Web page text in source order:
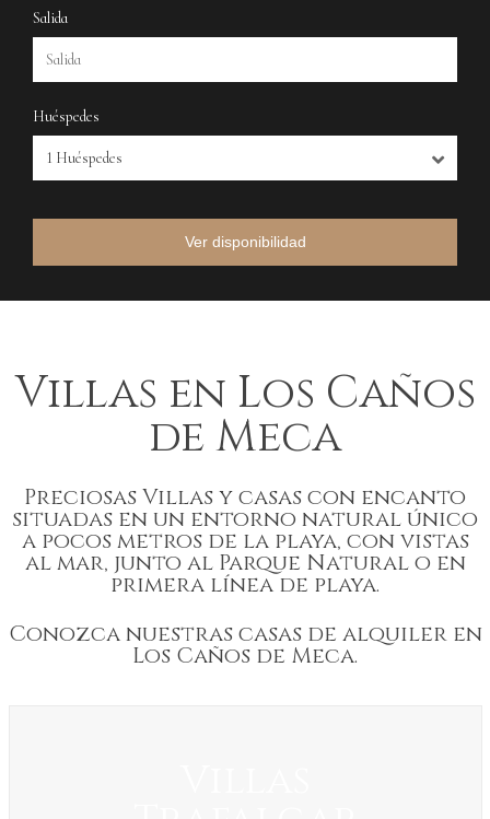
Salida
Huéspedes
1 Huéspedes
Ver disponibilidad
Villas en Los Caños
de Meca
Preciosas Villas y casas con encanto
situadas en un entorno natural único
a pocos metros de la playa, con vistas
al mar, junto al Parque Natural o en
primera línea de playa.
Conozca nuestras casas de alquiler en
Los Caños de Meca.